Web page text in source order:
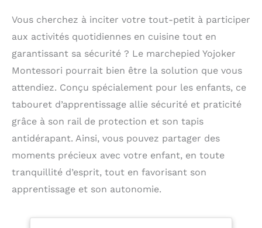
Vous cherchez à inciter votre tout-petit à participer
aux activités quotidiennes en cuisine tout en
garantissant sa sécurité ? Le marchepied Yojoker
Montessori pourrait bien être la solution que vous
attendiez. Conçu spécialement pour les enfants, ce
tabouret d’apprentissage allie sécurité et praticité
grâce à son rail de protection et son tapis
antidérapant. Ainsi, vous pouvez partager des
moments précieux avec votre enfant, en toute
tranquillité d’esprit, tout en favorisant son
apprentissage et son autonomie.